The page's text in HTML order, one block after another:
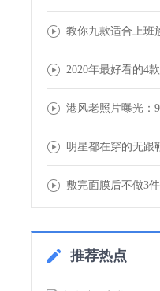
推荐热点